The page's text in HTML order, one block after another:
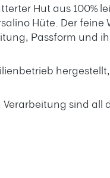
Hut aus
Hüte. Der feine
Passform und
sind